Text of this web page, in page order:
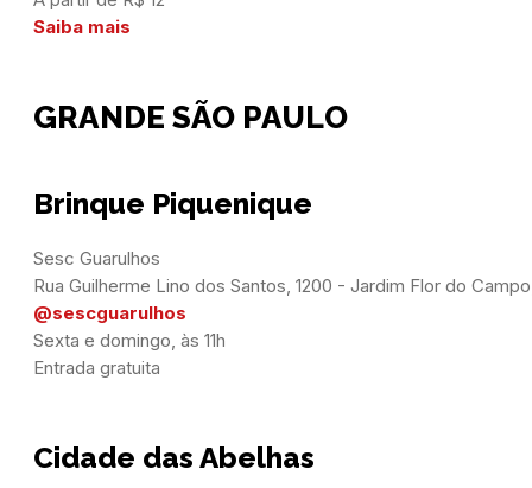
Saiba mais
GRANDE SÃO PAULO
Brinque Piquenique
Sesc Guarulhos
@sescguarulhos
Sexta e domingo, às 11h
Entrada gratuita
Cidade das Abelhas